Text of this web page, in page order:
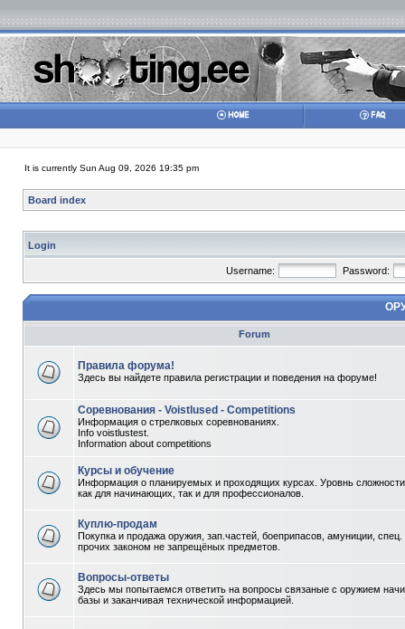
It is currently Sun Aug 09, 2026 19:35 pm
Board index
Login
Username: Password:
Forum
Правила форума!
Здесь вы найдете правила регистрации и поведения на форуме!
Соревнования - Voistlused - Competitions
Информация о стрелковых соревнованиях.
Info voistlustest.
Information about competitions
Курсы и обучение
Информация о планируемых и проходящих курсах. Уровнь
как для начинающих, так и для профессионалов.
Куплю-продам
Покупка и продажа оружия, зап.частей, боеприпасов, амуниции, спец.
прочих законом не запрещёных предметов.
Вопросы-ответы
Здесь мы попытаемся ответить на вопросы связаные с оружием
базы и заканчивая технической информацией.